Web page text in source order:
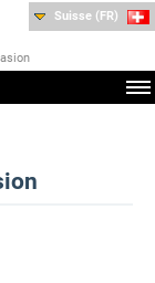
Suisse (FR)